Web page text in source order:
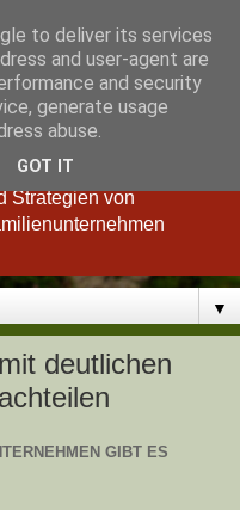
Investor ausmacht, ist
umgekehrt." so Charlie
im Königsinvestor-Blog
Strategien von
▼
deutlichen
GIBT ES
to deliver its services
and user-agent are
and security
generate usage
abuse.
GOT IT